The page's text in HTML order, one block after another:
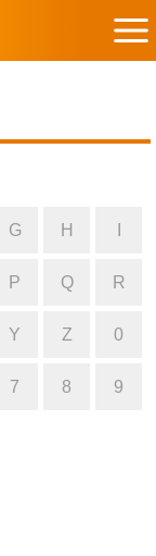
G H
P Q R
Y Z 0
7 8 9